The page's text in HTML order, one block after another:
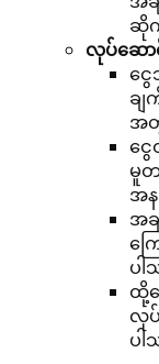
ဆို
လုပ်ဆောင်
ငွေ
ချ
အတွ
ငွ
မူ
အ
အခ
ကြ
ပ
ထို့က
လု
ပ